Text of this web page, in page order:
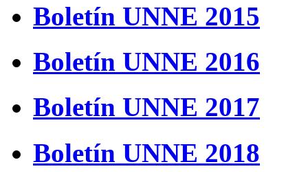
Boletín UNNE 2015
Boletín UNNE 2016
Boletín UNNE 2017
Boletín UNNE 2018